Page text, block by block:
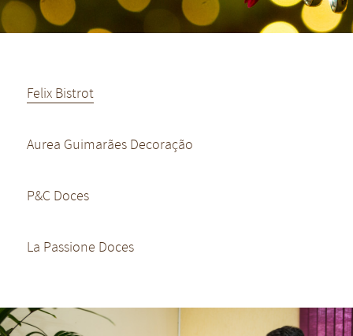
Felix Bistrot
Aurea Guimarães Decoração
P&C Doces
La Passione Doces